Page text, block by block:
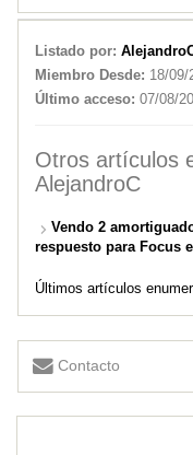
Listado por:
Miembro Desde: 18/09/
Último acceso: 07/08/
Otros artículos
AlejandroC
Vendo 2
respuesto para Focus
Últimos artículos
Contacto